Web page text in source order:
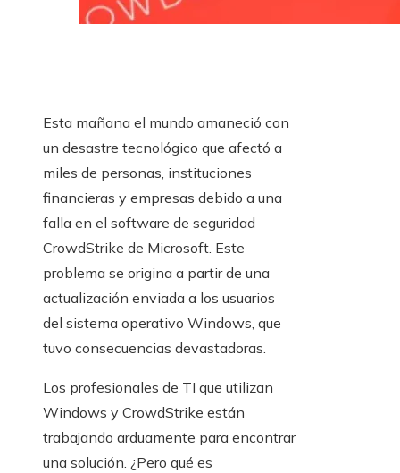
Esta mañana el mundo amaneció con
un desastre tecnológico que afectó a
miles de personas, instituciones
financieras y empresas debido a una
falla en el software de seguridad
CrowdStrike de Microsoft. Este
problema se origina a partir de una
actualización enviada a los usuarios
del sistema operativo Windows, que
tuvo consecuencias devastadoras.
Los profesionales de TI que utilizan
Windows y CrowdStrike están
trabajando arduamente para encontrar
una solución. ¿Pero qué es